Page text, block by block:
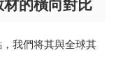
的橫向對比
我們将其與全球其